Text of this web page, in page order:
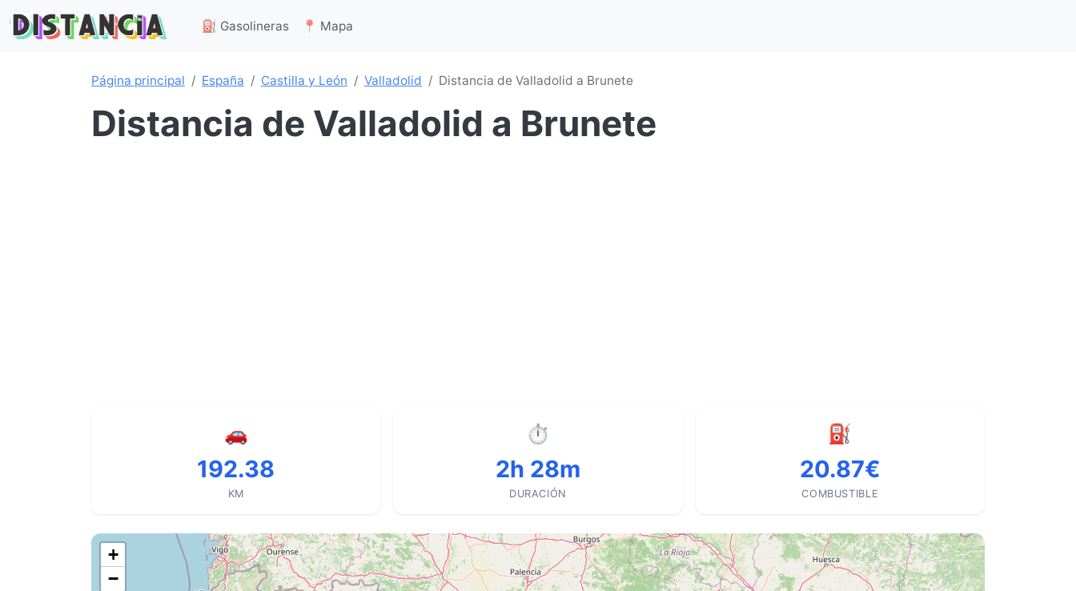
⛽ Gasolineras 📍 Mapa
Página principal España Castilla y León Valladolid Distancia de Valladolid a Brunete
Distancia de Valladolid a Brunete
🚗
192.38
KM
⏱
2h 28m
DURACIÓN
⛽
20.87€
COMBUSTIBLE
+
−